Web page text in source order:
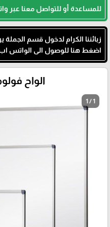
للمساعدة أو للتواصل معنا عبر
زبائننا الكرام لدخول قسم
اضغط هنا للوصول الى الواتس
الواح
1 / 1